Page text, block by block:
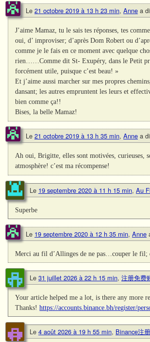
Le 21 octobre 2019 à 13 h 23 min, Anne a
J’aime Mamaz, tu le sais tes réponses, tes
oui, d’ improviser; d’après Dom Robert ou
comme je le fais en ce moment avec quelque
rien……Comme dit St- Exupéry, dans le Petit
forcément utile, puisque c’est beau! »
Et j’aime aussi marcher sur mes propres
dansant; les autres empruntent les leurs et
bien comme ça!!
Bises, la belle Mamaz!
Le 21 octobre 2019 à 13 h 35 min, Anne a
Ah oui, Brigitte, elles sont motivées, curieuses,
atmosphère! c’est ma récompense!
Le 19 septembre 2020 à 11 h 15 min, Au
Superbe
Le 19 septembre 2020 à 12 h 35 min, Anne
Merci au fil d’Allinges de ne pas…couper le fil;
Le 31 juillet 2026 à 22 h 15 min, 注册免费
Your article helped me a lot, is there any more
Thanks!https://accounts.binance.bh/register/
Le 4 août 2026 à 19 h 55 min, Binance注册